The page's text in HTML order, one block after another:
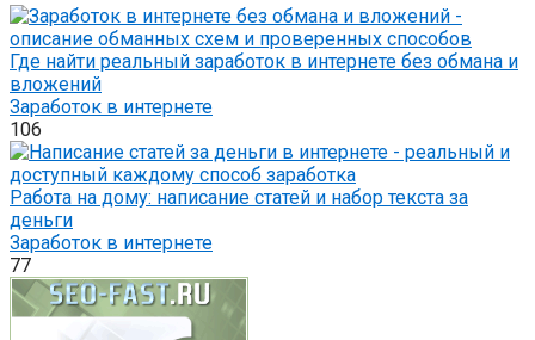
Где найти реальный заработок в интернете без обмана и
вложений
Заработок в интернете
106
Работа на дому: написание статей и набор текста за
деньги
Заработок в интернете
77